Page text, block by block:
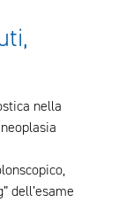
nella
dell’esame